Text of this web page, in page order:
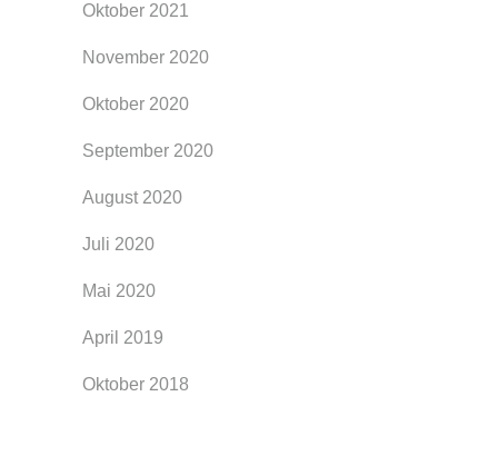
Oktober 2021
November 2020
Oktober 2020
September 2020
August 2020
Juli 2020
Mai 2020
April 2019
Oktober 2018